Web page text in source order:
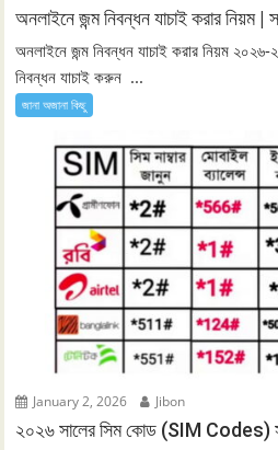
অনলাইনে জন্ম নিবন্ধন যাচাই করার নিয়ম
অনলাইনে জন্ম নিবন্ধন যাচাই করার নিয়ম
নিবন্ধন যাচাই করুন ...
জানা অজানা কিছু
January 2, 2026 Jibon
২০২৬ সালের সিম কোড (SIM Codes)